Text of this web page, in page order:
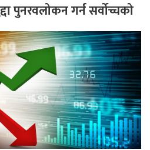
पुनरवलोकन गर्न सर्वोच्चको